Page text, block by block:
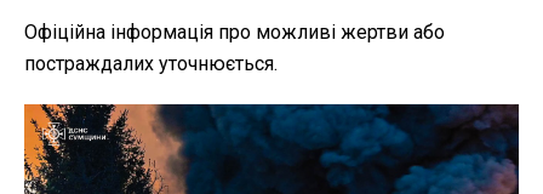
Офіційна інформація про можливі жертви або
постраждалих уточнюється.